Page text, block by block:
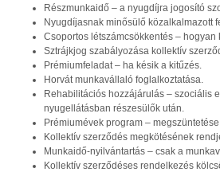
Részmunkaidő – a nyugdíjra jogosító
Nyugdíjasnak minősülő közalkalmazott
Csoportos létszámcsökkentés –
Sztrájkjog szabályozása kollektív
Prémiumfeladat – ha késik a kitűzés.
Horvát munkavállaló foglalkoztatása.
Rehabilitációs hozzájárulás – szociális
nyugellátásban részesülők után.
Prémiumévek program –
Kollektív szerződés megkötésének
Munkaidő-nyilvántartás – csak a
Kollektív szerződéses rendelkezés